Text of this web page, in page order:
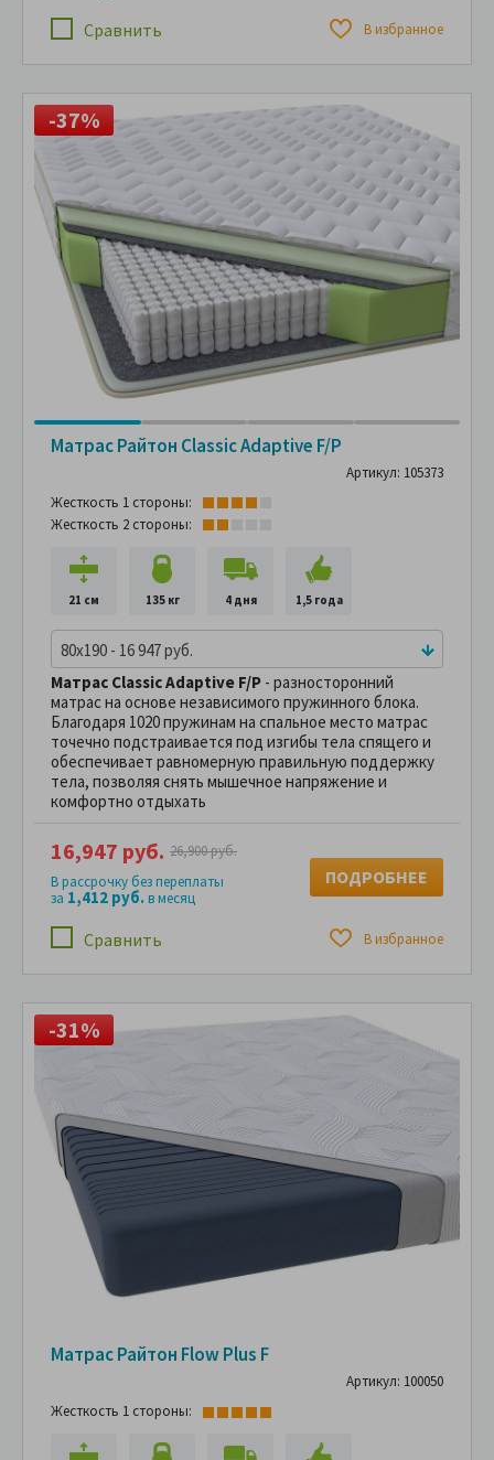
Сравнить В избранное
-37%
Матрас Райтон Classic Adaptive F/P
Артикул: 105373
Жесткость 1 стороны:
Жесткость 2 стороны:
21 см 135 кг 4 дня 1,5 года
80x190 - 16 947 руб.
Матрас Classic Adaptive F/P - разносторонний
матрас на основе независимого пружинного блока.
Благодаря 1020 пружинам на спальное место матрас
точечно подстраивается под изгибы тела спящего и
обеспечивает равномерную правильную поддержку
тела, позволяя снять мышечное напряжение и
комфортно отдыхать
Сравнить В избранное
16,947 руб. 26,900 руб.
В рассрочку без переплаты
за 1,412 руб.в месяц
ПОДРОБНЕЕ
-31%
Матрас Райтон Flow Plus F
Артикул: 100050
Жесткость 1 стороны: